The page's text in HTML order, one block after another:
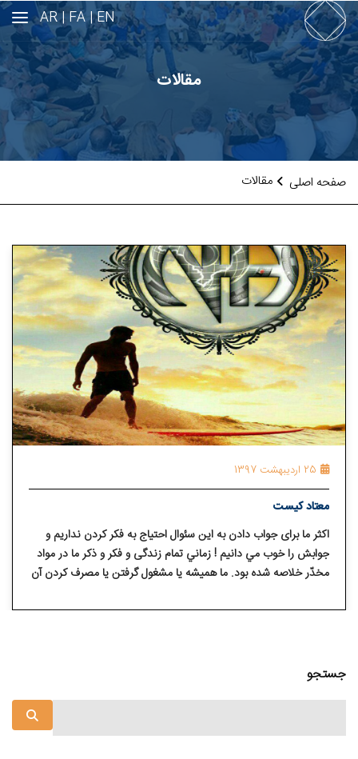
EN |
FA |
AR
مقالات
صفحه اصلی مقالات
25 اردیبهشت 1397
معتاد کيست
اكثر ما برای جواب دادن به اين سئوال احتياج به فكر كردن نداريم و
جوابش را خوب مي دانيم ! زماني تمام زندگی و فكر و ذكر ما در مواد
مخدّر خلاصه شده بود. ما هميشه يا مشغول گرفتن يا مصرف كردن آن
مصرف كنيم و مصرف می كرديم كه زندگي كنيم. خيلي ساده، معتاد،
هميشه عاقبتی چون زندان، تيمارستان و مرگ در انتظارمان است.
جستجو